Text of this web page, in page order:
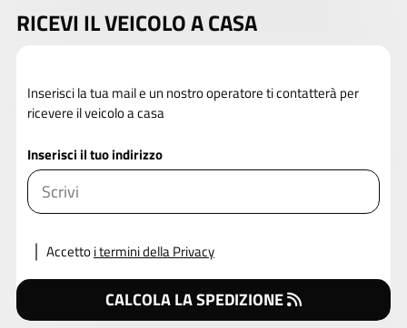
RICEVI IL VEICOLO A CASA
Inserisci la tua mail e un nostro operatore ti contatterà per
ricevere il veicolo a casa
Inserisci il tuo indirizzo
Accettoi termini della Privacy
CALCOLA LA SPEDIZIONE